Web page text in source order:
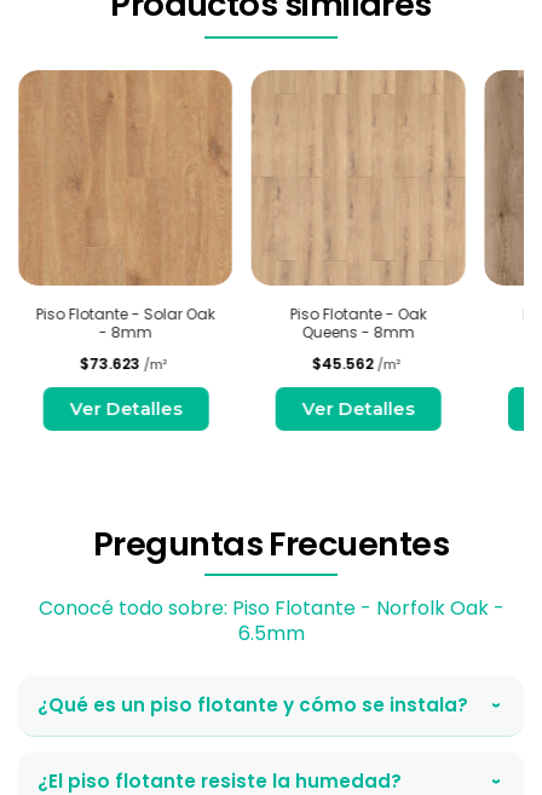
Piso Flotante - Solar Oak
- 8mm
$73.623 /m²
Ver Detalles
Piso Flotante - Oak
Queens - 8mm
$45.562/m²
Ver Detalles
Preguntas Frecuentes
Conocé todo sobre: Piso Flotante - Norfolk Oak -
6.5mm
¿Qué es un piso flotante y cómo se instala? ›
¿El piso flotante resiste la humedad? ›